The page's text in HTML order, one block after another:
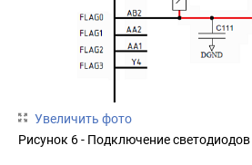
Увеличить фото
Рисунок 6 - Подключение светодиодов